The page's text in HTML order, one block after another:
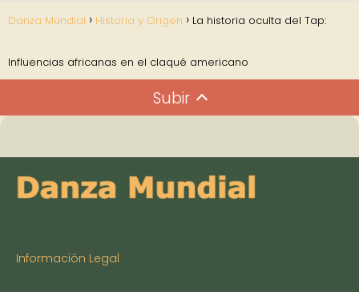
Danza Mundial Historia y Origen La historia oculta del Tap:
Influencias africanas en el claqué americano
Subir
Información Legal